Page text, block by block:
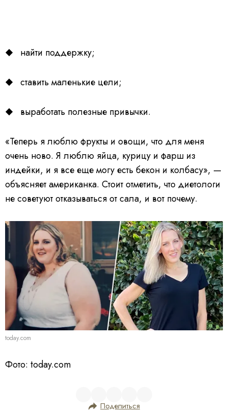
найти поддержку;
ставить маленькие цели;
выработать полезные привычки.
«Теперь я люблю фрукты и овощи, что для меня
очень ново. Я люблю яйца, курицу и фарш из
индейки, и я все еще могу есть бекон и колбасу», —
объясняет американка. Стоит отметить, что диетологи
не советуют отказываться от сала, и вот почему.
today.com
Фото: today.com
Поделиться